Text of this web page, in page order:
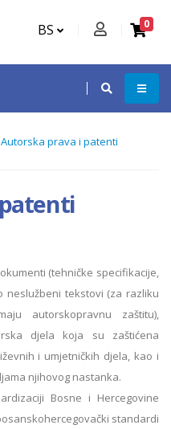
BS 0
Autorska prava i patenti
(tehničke specifikacije,
neslužbeni tekstovi (za razliku
autorskopravnu zaštitu),
djela koja su zaštićena
i umjetničkih djela, kao i
njihovog nastanka.
Bosne i Hercegovine
standardi